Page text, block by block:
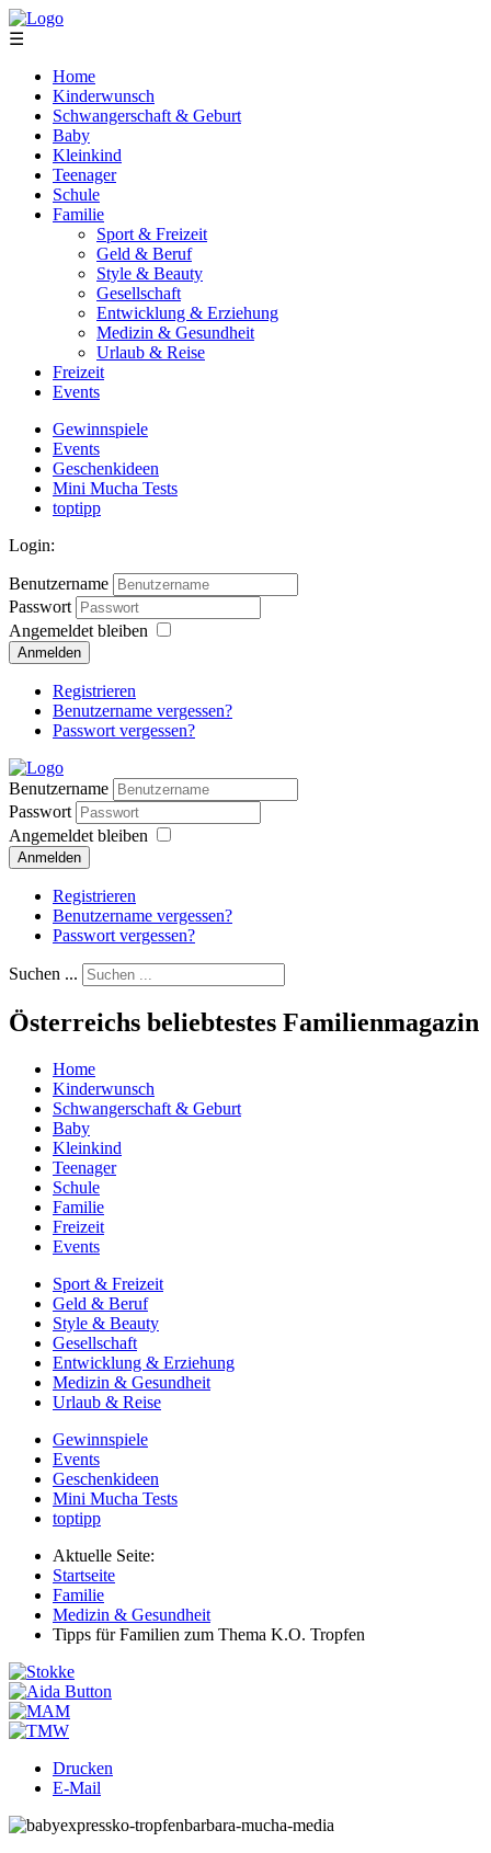
☰
Home
Kinderwunsch
Schwangerschaft & Geburt
Baby
Kleinkind
Teenager
Schule
Familie
Sport & Freizeit
Geld & Beruf
Style & Beauty
Gesellschaft
Entwicklung & Erziehung
Medizin & Gesundheit
Urlaub & Reise
Freizeit
Events
Gewinnspiele
Events
Geschenkideen
Mini Mucha Tests
toptipp
Login:
Benutzername
Passwort
Angemeldet bleiben
Anmelden
Registrieren
Benutzername vergessen?
Passwort vergessen?
Benutzername
Passwort
Angemeldet bleiben
Anmelden
Registrieren
Benutzername vergessen?
Passwort vergessen?
Suchen ...
Österreichs beliebtestes Familienmagazin
Home
Kinderwunsch
Schwangerschaft & Geburt
Baby
Kleinkind
Teenager
Schule
Familie
Freizeit
Events
Sport & Freizeit
Geld & Beruf
Style & Beauty
Gesellschaft
Entwicklung & Erziehung
Medizin & Gesundheit
Urlaub & Reise
Gewinnspiele
Events
Geschenkideen
Mini Mucha Tests
toptipp
Aktuelle Seite:
Startseite
Familie
Medizin & Gesundheit
Tipps für Familien zum Thema K.O. Tropfen
Drucken
E-Mail